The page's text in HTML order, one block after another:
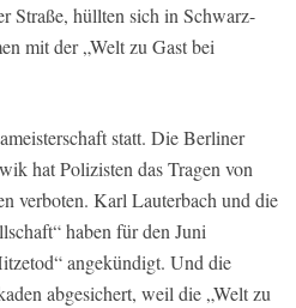
Straße, hüllten sich in Schwarz-
mit der „Welt zu Gast bei
statt. Die Berliner
hat Polizisten das Tragen von
verboten. Karl Lauterbach und die
haben für den Juni
angekündigt. Und die
abgesichert, weil die „Welt zu